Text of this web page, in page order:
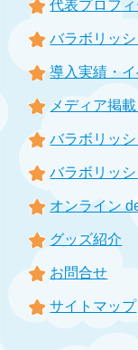
代表プロフ
バラボリッ
導入実績・
メディア掲
バラボリッ
バラボリッ
オンライン
グッズ紹介
お問合せ
サイトマップ